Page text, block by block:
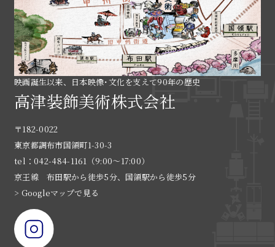
映画誕生以来、日本映像･文化を支えて90年の歴史
高津装飾美術株式会社
〒182-0022
東京都調布市国領町1-30-3
tel：042-484-1161（9:00〜17:00）
京王線 布田駅から徒歩5分、国領駅から徒歩5分
> Googleマップで見る